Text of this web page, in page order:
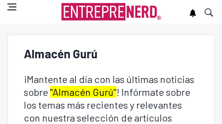
Almacén Gurú
¡Mantente al día con las últimas noticias
sobre "Almacén Gurú"! Infórmate sobre
los temas más recientes y relevantes
con nuestra selección de artículos